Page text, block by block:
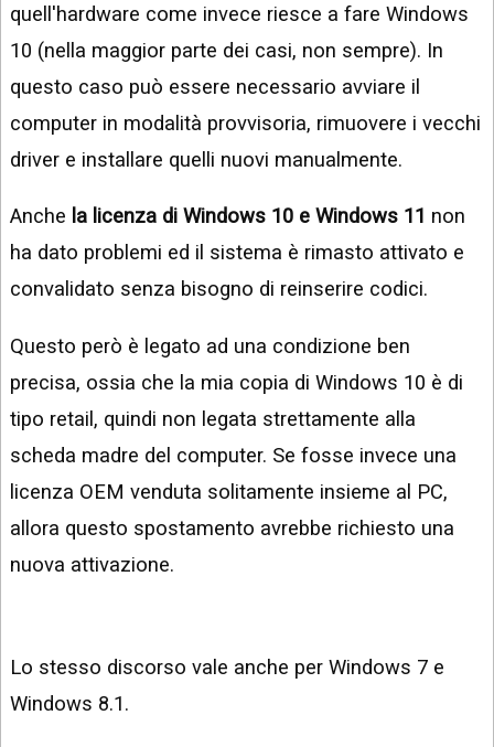
quell'hardware come invece riesce a fare Windows
10 (nella maggior parte dei casi, non sempre). In
questo caso può essere necessario avviare il
computer in modalità provvisoria, rimuovere i vecchi
driver e installare quelli nuovi manualmente.
Anche la licenza di Windows 10 e Windows 11 non
ha dato problemi ed il sistema è rimasto attivato e
convalidato senza bisogno di reinserire codici.
Questo però è legato ad una condizione ben
precisa, ossia che la mia copia di Windows 10 è di
tipo retail, quindi non legata strettamente alla
scheda madre del computer. Se fosse invece una
licenza OEM venduta solitamente insieme al PC,
allora questo spostamento avrebbe richiesto una
nuova attivazione.
Lo stesso discorso vale anche per Windows 7 e
Windows 8.1.